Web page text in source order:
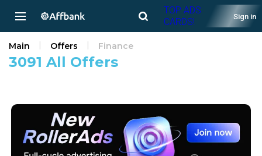
TOP ADS
CARDS!
Sign in
3091 All Offers
Main Offers Finance